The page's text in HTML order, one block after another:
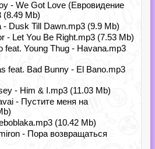
- We Got Love (Евровидение
(8.49 Mb)
- Dusk Till Dawn.mp3 (9.9 Mb)
- Let You Be Right.mp3 (7.53 Mb)
feat. Young Thug - Havana.mp3
feat. Bad Bunny - El Bano.mp3
- Him & I.mp3 (11.03 Mb)
- Пустите меня на
(10.42 Mb)
- Пора возвращаться